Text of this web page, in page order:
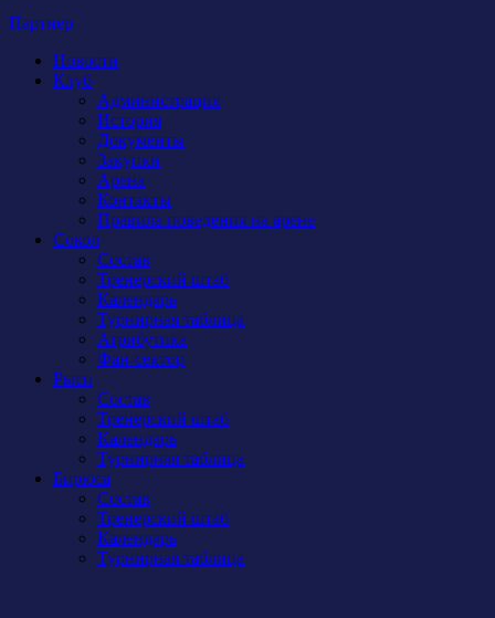
Партнер
Новости
Клуб
Администрация
История
Документы
Закупки
Арена
Контакты
Правила поведения на арене
Сокол
Состав
Тренерский штаб
Календарь
Турнирная таблица
Атрибутика
Фан-сектор
Рыси
Состав
Тренерский штаб
Календарь
Турнирная таблица
Бирюса
Состав
Тренерский штаб
Календарь
Турнирная таблица